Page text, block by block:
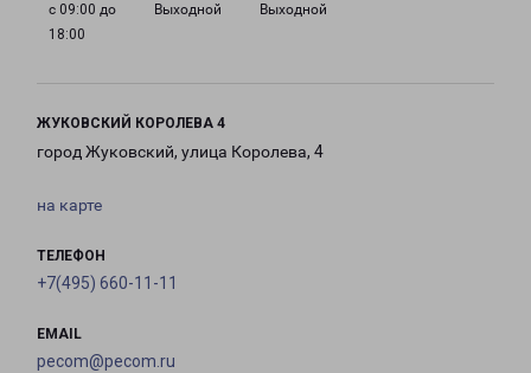
с 09:00 до
18:00
Выходной Выходной
ЖУКОВСКИЙ КОРОЛЕВА 4
город Жуковский, улица Королева, 4
на карте
ТЕЛЕФОН
+7(495) 660-11-11
EMAIL
pecom@pecom.ru